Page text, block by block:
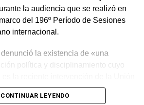
la audiencia que se realizó en
del 196º Período de Sesiones
internacional.
la existencia de «una
política y disciplinamiento cuyo
(UOM) y la persecución mediática,
desplegada por funcionarios
CONTINUAR LEYENDO